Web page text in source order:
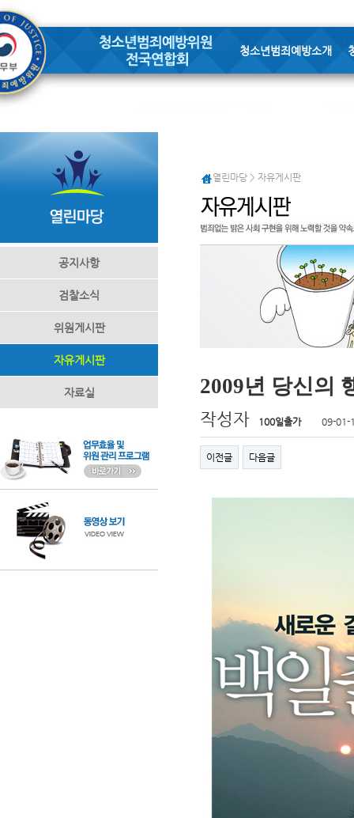
청소년범죄예방소개
공지사항
검찰소식
위원게시판
자유게시판
자료실
열린마당 > 자유게시판
2009년 당신의
작성자 100일출가 09-01-
이전글 다음글